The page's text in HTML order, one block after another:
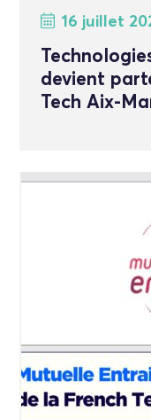
16 juillet
devient
Tech Aix-